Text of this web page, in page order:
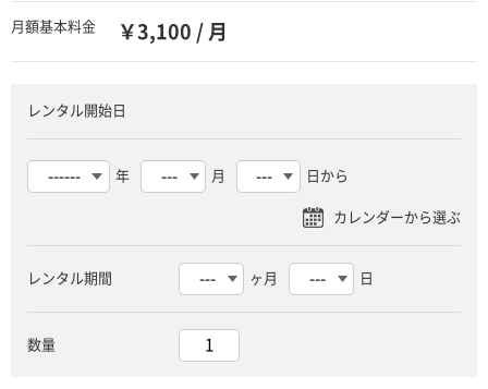
月額基本料金 ￥3,100 / 月
レンタル開始日
年 月 日から
レンタル期間 ヶ月 日
数量